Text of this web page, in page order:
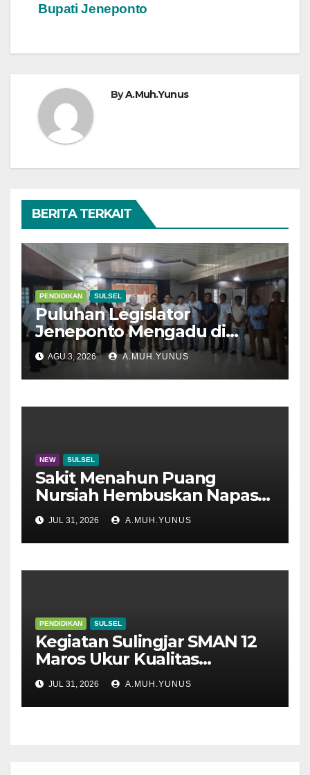
Bupati Jeneponto
ByA.Muh.Yunus
BERITA TERKAIT
PENDIDIKAN SULSEL
Puluhan Legislator
Jeneponto Mengadu di
Disdik Sulsel
AGU 3, 2026 A.MUH.YUNUS
NEW SULSEL
Sakit Menahun Puang
Nursiah Hembuskan Napas
Terakhir
JUL 31, 2026 A.MUH.YUNUS
PENDIDIKAN SULSEL
Kegiatan Sulingjar SMAN 12
Maros Ukur Kualitas
Pembelajaran
JUL 31, 2026 A.MUH.YUNUS